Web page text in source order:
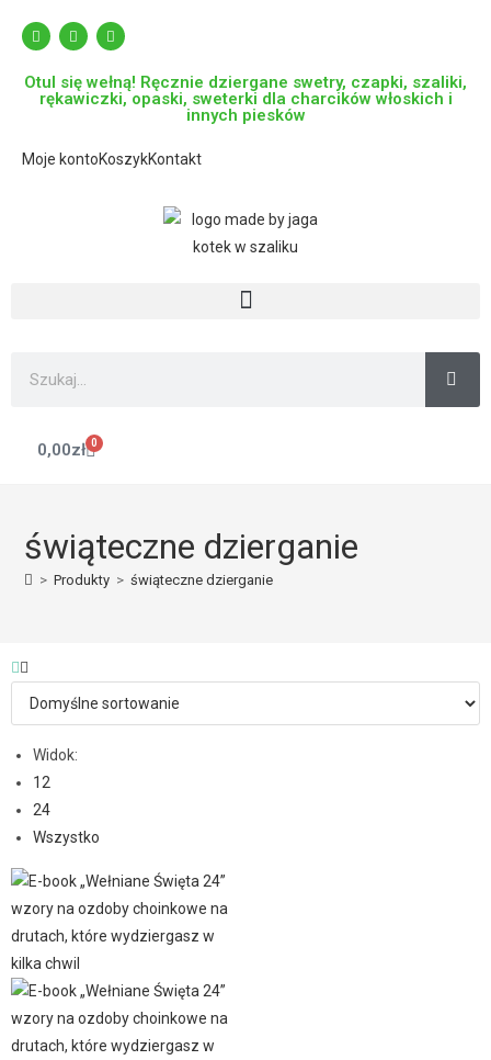
Otul się wełną! Ręcznie dziergane swetry, czapki, szaliki,
rękawiczki, opaski, sweterki dla charcików włoskich i
innych piesków
Moje kontoKoszykKontakt
0,00zł 0
świąteczne dzierganie
> Produkty > świąteczne dzierganie
Widok:
12
24
Wszystko